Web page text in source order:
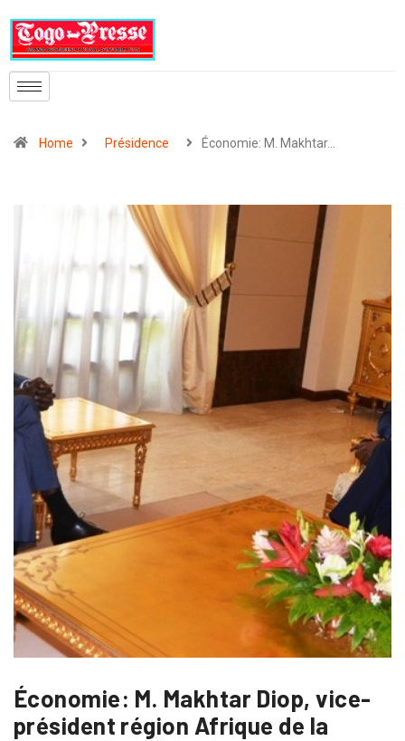
Home Présidence Économie: M. Makhtar…
Économie: M. Makhtar Diop, vice-
président région Afrique de la